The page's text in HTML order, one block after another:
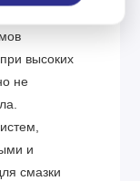
высоких
не
и
смазки